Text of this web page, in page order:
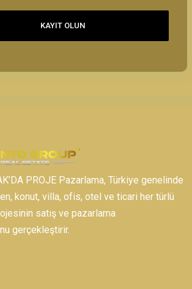
KAYIT OLUN
PROJE Pazarlama, Türkiye genelinde
konut, villa, ofis, otel ve ticari her türlü
satış ve pazarlama
gerçekleştirir.